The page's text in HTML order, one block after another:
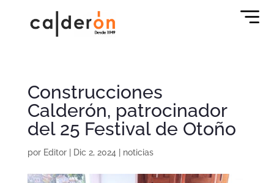
Construcciones
Calderón, patrocinador
del 25 Festival de Otoño
por Editor| Dic 2, 2024 noticias